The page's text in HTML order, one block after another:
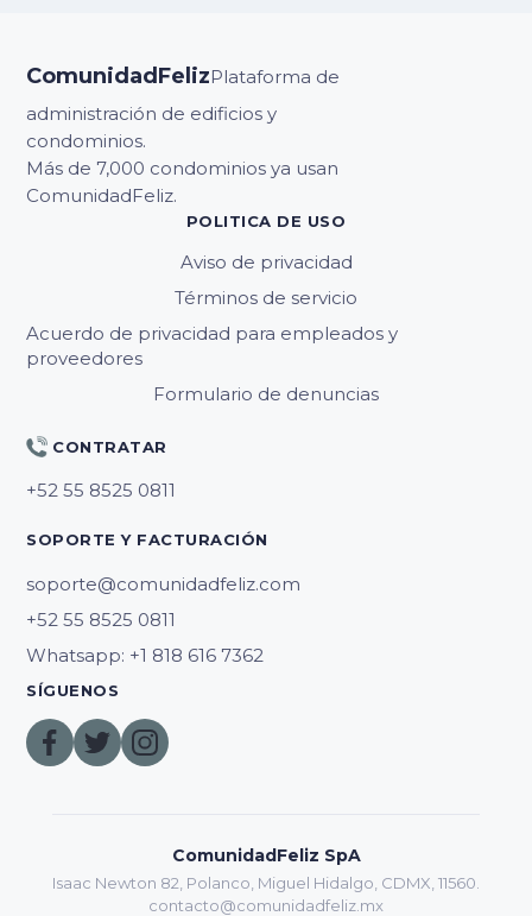
ComunidadFelizPlataforma de
administración de edificios y
condominios.
Más de 7,000 condominios ya usan
ComunidadFeliz.
POLITICA DE USO
Aviso de privacidad
Términos de servicio
Acuerdo de privacidad para empleados y
proveedores
Formulario de denuncias
CONTRATAR
SOPORTE Y FACTURACIÓN
soporte@comunidadfeliz.com
Whatsapp: +1 818 616 7362
SÍGUENOS
ComunidadFeliz SpA
Isaac Newton 82, Polanco, Miguel Hidalgo, CDMX, 11560.
contacto@comunidadfeliz.mx